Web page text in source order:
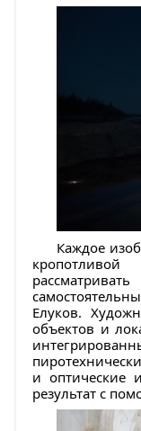
Каждое
Елуков.
объектов и
и оптические
результат с